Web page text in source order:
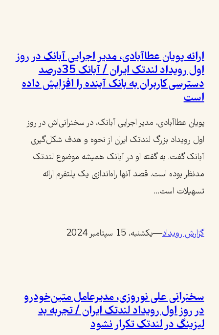
ارائه پویان عطاآبادی، مدیر اجرایی آبانک در روز
اول رویداد لندتک ایران / آبانک 35درصد
دسترسی کاربران به بانک آینده را افزایش داده
است
پویان عطاآبادی، مدیر اجرایی آبانک، در سخنرانی‌اش در روز
اول رویداد بزرگ لندتک ایران از نحوه و هدف شکل‌گیری
آبانک گفت. به گفته او در آبانک همیشه موضوع لندتک
مدنظر بوده است. قصد آنها راه‌اندازی یک پلتفرم ارائه
تسهیلات است…
گزارش رویداد—یکشنبه، 15 سپتامبر 2024
سخنرانی علی نوروزی، مدیرعامل متین‌خودرو
در روز اول رویداد لندتک ایران / تجربه بد
لیزینگ در لندتک تکرار نشود